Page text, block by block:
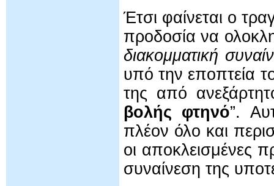
Έτσι φαίνεται ο
προδοσία να
διακομματική
υπό την εποπτεία
της από
βολής φτηνό”.
πλέον όλο και
οι αποκλεισμένες
συναίνεση της